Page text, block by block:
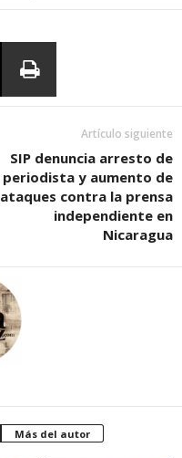
Artículo siguiente
SIP denuncia arresto de
periodista y aumento de
ataques contra la prensa
independiente en
Nicaragua
Más del autor